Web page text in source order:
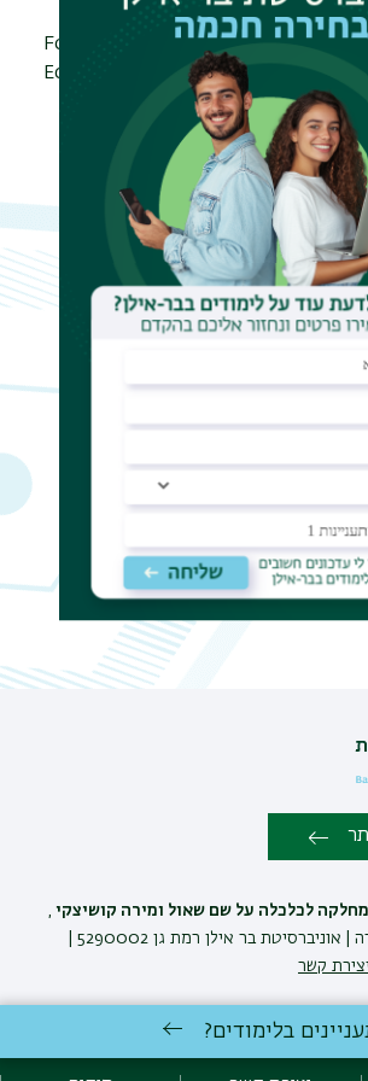
Food Security, Health
Economics
התואר 2018
ז'ק סילבר
לכלכלה על שם שאול ומירה קושיצקי
יצירת קשר
ומירה קושיצקי שומרת לעצמה את הזכות
בלימודים?